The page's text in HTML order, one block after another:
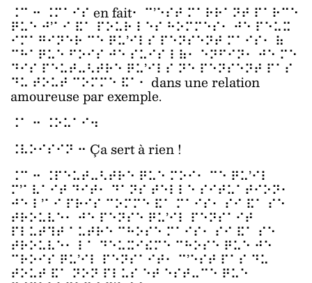
⠨⠉ ⠒ ⠨⠍⠁⠊⠎ en fait⠂ ⠉’⠑⠎⠞ ⠍⠁⠗⠗⠁⠝⠞ ⠏⠁⠗⠉⠑
⠟⠥⠑ ⠚’⠁⠊ ⠯⠁ ⠏⠕⠥⠗ ⠇⠑⠎ ⠓⠕⠍⠍⠑⠎⠂ ⠚⠑ ⠏⠑⠥⠭
⠊⠍⠁⠛⠊⠝⠑⠗ ⠉⠑ ⠟⠥’⠊⠇⠎ ⠏⠑⠝⠎⠑⠝⠞ ⠍⠁⠊⠎⠂ ⠷
⠉⠓⠁⠟⠥⠑ ⠋⠕⠊⠎ ⠚⠑ ⠎⠥⠊⠎ ⠇⠷⠂ ⠑⠝⠋⠊⠝⠂ ⠚⠑ ⠍⠑
⠙⠊⠎ ⠏⠑⠥⠞⠤⠣⠞⠗⠑ ⠟⠥’⠊⠇⠎ ⠝⠑ ⠏⠑⠝⠎⠑⠝⠞ ⠏⠁⠎
⠙⠥ ⠞⠕⠥⠞ ⠉⠕⠍⠍⠑ ⠯⠁⠂ dans une relation
amoureuse par exemple.
⠨⠁ ⠒ ⠨⠕⠥⠁⠊⠲
⠨⠧⠕⠊⠎⠊⠝ ⠒ Ça sert à rien !
⠨⠉ ⠒ ⠨⠏⠑⠥⠞⠤⠣⠞⠗⠑ ⠟⠥⠑ ⠍⠕⠊⠂ ⠉⠑ ⠟⠥’⠊⠇
⠍’⠁⠧⠁⠊⠞ ⠙⠊⠞⠂ ⠙⠁⠝⠎ ⠞⠑⠇⠇⠑ ⠎⠊⠞⠥⠁⠞⠊⠕⠝⠂
⠚⠑ ⠇’⠁⠊ ⠏⠗⠊⠎ ⠉⠕⠍⠍⠑ ⠯⠁ ⠍⠁⠊⠎⠂ ⠎⠊ ⠯⠁ ⠎⠑
⠞⠗⠕⠥⠧⠑⠂ ⠚⠑ ⠏⠑⠝⠎⠑ ⠟⠥’⠊⠇ ⠏⠑⠝⠎⠁⠊⠞
⠏⠇⠥⠞⠹⠞ ⠁⠥⠞⠗⠑ ⠉⠓⠕⠎⠑ ⠍⠁⠊⠎⠂ ⠎⠊ ⠯⠁ ⠎⠑
⠞⠗⠕⠥⠧⠑⠂ ⠇⠁ ⠙⠑⠥⠭⠊⠮⠍⠑ ⠉⠓⠕⠎⠑ ⠟⠥⠑ ⠚⠑
⠉⠗⠕⠊⠎ ⠟⠥’⠊⠇ ⠏⠑⠝⠎⠁⠊⠞⠂ ⠉’⠑⠎⠞ ⠏⠁⠎ ⠙⠥
⠞⠕⠥⠞ ⠯⠁ ⠝⠕⠝ ⠏⠇⠥⠎ ⠑⠞ ⠑⠎⠞⠤⠉⠑ ⠟⠥⠑